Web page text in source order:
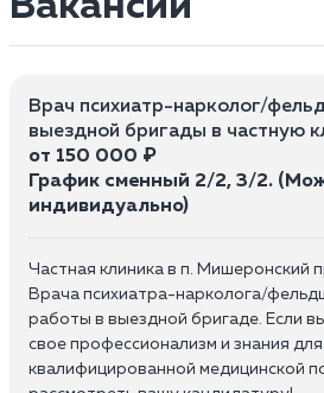
Врач психиатр-нарколог/
выездной бригады в частную
от 150 000 ₽
График сменный 2/2, 3/2.
индивидуально)
Частная клиника в п. Мишеронский
Врача психиатра-нарколога/
работы в выездной бригаде. Если
свое профессионализм и знания
квалифицированной медицинской